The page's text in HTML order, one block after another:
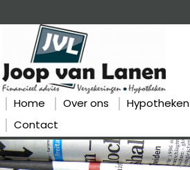
Home Over ons Hypotheken
Contact